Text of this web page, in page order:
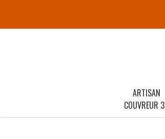
ARTISAN
COUVREUR